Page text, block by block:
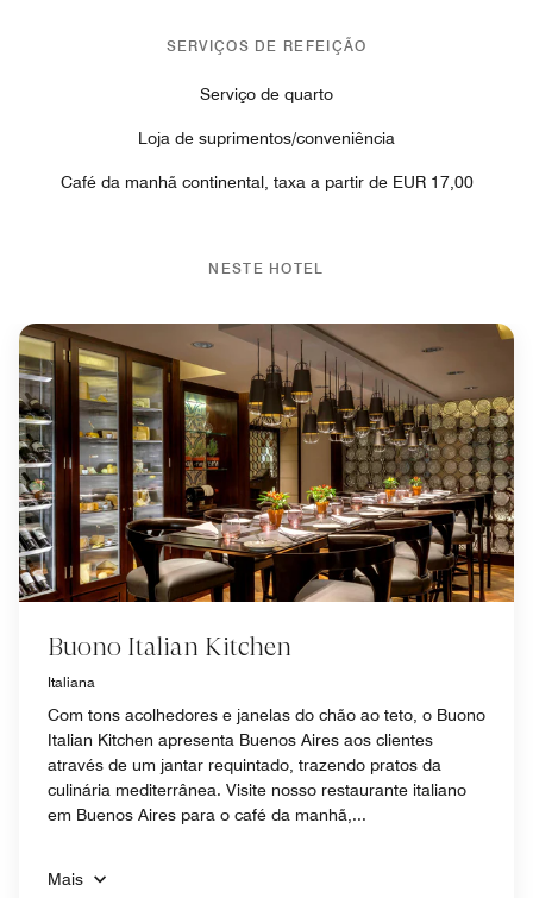
SERVIÇOS DE REFEIÇÃO
Serviço de quarto
Loja de suprimentos/conveniência
Café da manhã continental, taxa a partir de EUR 17,00
NESTE HOTEL
Buono Italian Kitchen
Italiana
Com tons acolhedores e janelas do chão ao teto, o Buono
Italian Kitchen apresenta Buenos Aires aos clientes
através de um jantar requintado, trazendo pratos da
culinária mediterrânea. Visite nosso restaurante italiano
em Buenos Aires para o café da manhã,...
Mais